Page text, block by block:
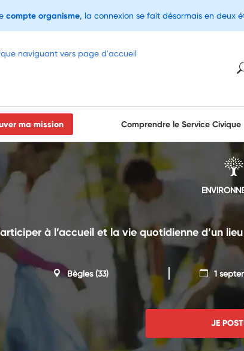
ma mission Comprendre le Service Civique
à l’accueil et la vie quotidienne d’un
Bègles(33) 1
JE
compte organisme, la connexion se fait désormais en deux